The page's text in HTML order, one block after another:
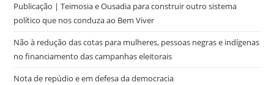
Publicação | Teimosia e Ousadia para construir outro sistema
político que nos conduza ao Bem Viver
Não à redução das cotas para mulheres, pessoas negras e indígenas
no financiamento das campanhas eleitorais
Nota de repúdio e em defesa da democracia